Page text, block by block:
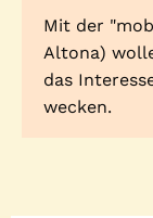
Mit der
Altona)
das
wecken.